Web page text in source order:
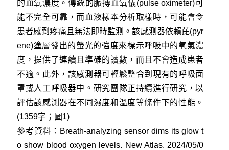
的血氧濃度。傳統的脈搏血氧儀(pulse oximeter)可
能不完全可靠，而血液樣本分析取樣時，可能會令
患者感到疼痛且無法即時監測。該感測器依賴芘(pyr
ene)塗層發出的螢光的強度來標示呼吸中的氧氣濃
度，提供了連續且準確的讀數，而且不會造成患者
不適。此外，該感測器可輕鬆整合到現有的呼吸面
罩或人工呼吸器中。研究團隊正持續進行研究，以
評估該感測器在不同濕度和溫度等條件下的性能。
(1359字；圖1)
參考資料： Breath-analyzing sensor dims its glow t
o show blood oxygen levels. New Atlas. 2024/05/0